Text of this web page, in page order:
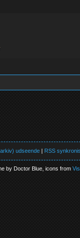
udseende | RSS
by Doctor Blue, icons from